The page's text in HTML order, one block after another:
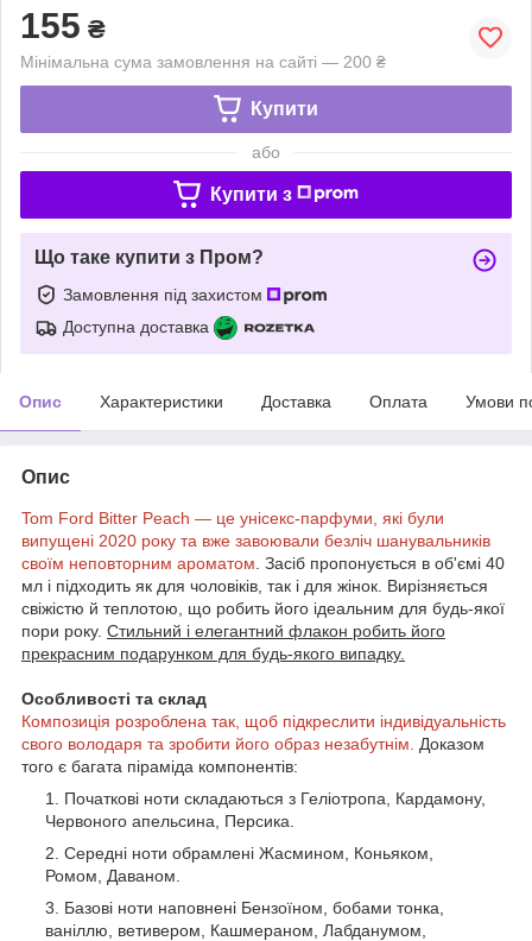
155 ₴
Мінімальна сума замовлення на сайті — 200 ₴
Купити
або
Купити з
Що таке купити з Пром?
Замовлення під захистом
Доступна доставка
Опис Характеристики Доставка Оплата Умови
Опис
Tom Ford Bitter Peach — це унісекс-парфуми, які були
випущені 2020 року та вже завоювали безліч шанувальників
своїм неповторним ароматом . Засіб пропонується в об'ємі 40
мл і підходить як для чоловіків, так і для жінок. Вирізняється
свіжістю й теплотою, що робить його ідеальним для будь-якої
пори року. Стильний і елегантний флакон робить його
прекрасним подарунком для будь-якого випадку.
Особливості та склад
Композиція розроблена так, щоб підкреслити індивідуальність
свого володаря та зробити його образ незабутнім.
Доказом
того є багата піраміда компонентів:
Початкові ноти складаються з Геліотропа, Кардамону,
Червоного апельсина, Персика.
Середні ноти обрамлені Жасмином, Коньяком,
Ромом, Даваном.
Базові ноти наповнені Бензоїном, бобами тонка,
ваніллю, ветивером, Кашмераном, Лабданумом,